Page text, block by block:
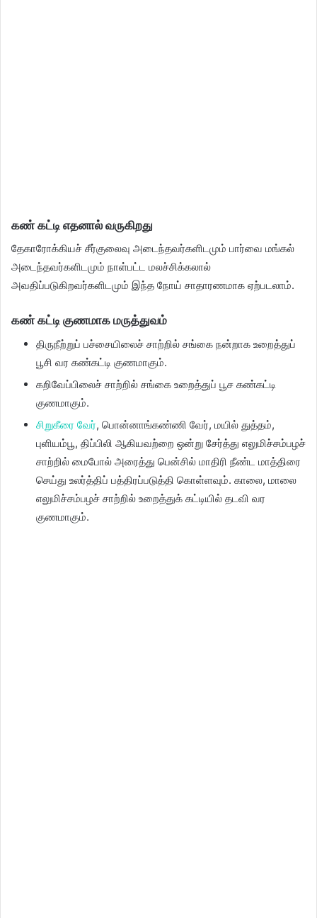
கண் கட்டி எதனால் வருகிறது
தேகாரோக்கியச் சீர்குலைவு அடைந்தவர்களிடமும் பார்வை மங்கல்
அடைந்தவர்களிடமும் நாள்பட்ட மலச்சிக்கலால்
அவதிப்படுகிறவர்களிடமும் இந்த நோய் சாதாரணமாக ஏற்படலாம்.
கண் கட்டி குணமாக மருத்துவம்
திருநீற்றுப் பச்சையிலைச் சாற்றில் சங்கை நன்றாக உறைத்துப்
பூசி வர கண்கட்டி குணமாகும்.
கறிவேப்பிலைச் சாற்றில் சங்கை உறைத்துப் பூச கண்கட்டி
குணமாகும்.
சிறுகீரை வேர், பொன்னாங்கண்ணி வேர், மயில் துத்தம்,
புளியம்பூ, திப்பிலி ஆகியவற்றை ஒன்று சேர்த்து எலுமிச்சம்பழச்
சாற்றில் மைபோல் அரைத்து பென்சில் மாதிரி நீண்ட மாத்திரை
செய்து உலர்த்திப் பத்திரப்படுத்தி கொள்ளவும். காலை, மாலை
எலுமிச்சம்பழச் சாற்றில் உறைத்துக் கட்டியில் தடவி வர
குணமாகும்.